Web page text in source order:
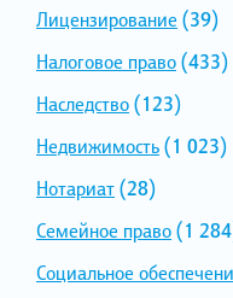
Лицензирование (39)
Налоговое право(433)
Наследство(123)
Недвижимость(1 023)
Нотариат(28)
Семейное право(1
Социальное